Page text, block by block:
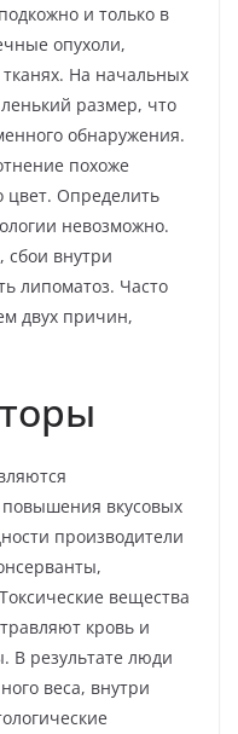
и только в
опухоли,
На начальных
размер, что
обнаружения.
похоже
Определить
невозможно.
внутри
липоматоз. Часто
двух причин,
вкусовых
производители
вещества
кровь и
В результате люди
веса, внутри